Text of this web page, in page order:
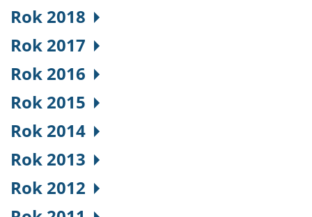
Rok 2018
Rok 2017
Rok 2016
Rok 2015
Rok 2014
Rok 2013
Rok 2012